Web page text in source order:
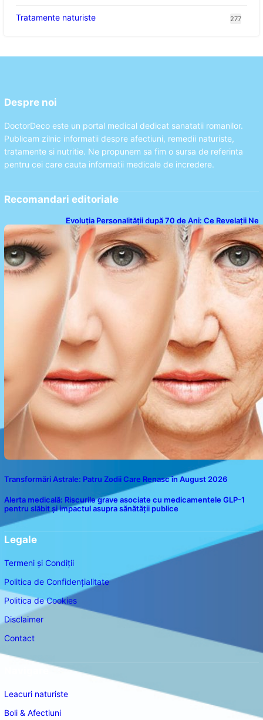
Tratamente naturiste 277
Despre noi
DoctorDeco este un portal medical dedicat sanatatii romanilor.
Publicam zilnic informatii despre afectiuni, remedii naturiste,
tratamente si nutritie. Ne propunem sa fim o sursa de referinta
pentru cei care cauta informatii medicale de incredere.
Recomandari editoriale
Evoluția Personalității după 70 de Ani: Ce Revelații Ne
Oferă Studiile Psihologice
Transformări Astrale: Patru Zodii Care Renasc în August 2026
Alerta medicală: Riscurile grave asociate cu medicamentele GLP-1
pentru slăbit și impactul asupra sănătății publice
Legale
Termeni și Condiții
Politica de Confidențialitate
Politica de Cookies
Disclaimer
Contact
Leacuri naturiste
Boli & Afectiuni